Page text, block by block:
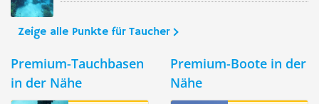
Zeige alle Punkte für Taucher
Premium-Tauchbasen
in der Nähe
Premium-Boote in der
Nähe